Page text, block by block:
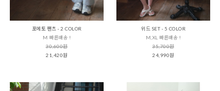
포에토 팬츠 - 2 COLOR
M 빠른배송 !
30,600원
21,420원
위드 SET - 5 COLOR
M,XL 빠른배송 !
35,700원
24,990원